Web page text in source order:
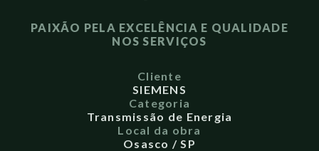
PAIXÃO PELA EXCELÊNCIA E QUALIDADE
NOS SERVIÇOS
Cliente
SIEMENS
Categoria
Transmissão de Energia
Local da obra
Osasco / SP